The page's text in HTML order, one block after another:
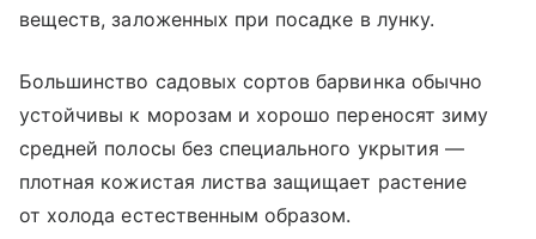
веществ, заложенных при посадке в лунку.
Большинство садовых сортов барвинка обычно
устойчивы к морозам и хорошо переносят зиму
средней полосы без специального укрытия —
плотная кожистая листва защищает растение
от холода естественным образом.